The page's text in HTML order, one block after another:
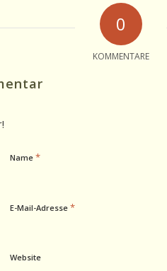
0
KOMMENTARE
Name *
E-Mail-Adresse *
Website